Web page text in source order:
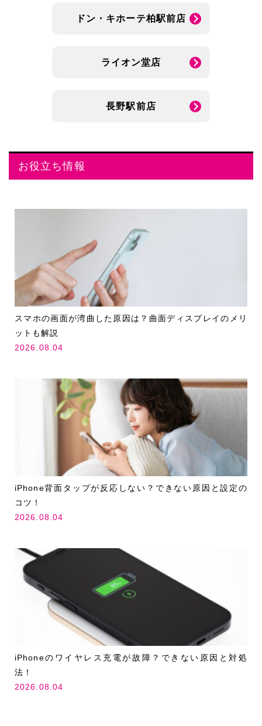
ドン・キホーテ柏駅前店
ライオン堂店
長野駅前店
お役立ち情報
スマホの画面が湾曲した原因は？曲面ディスプレイのメリ
ットも解説
2026.08.04
iPhone背面タップが反応しない？できない原因と設定の
コツ！
2026.08.04
iPhoneのワイヤレス充電が故障？できない原因と対処
法！
2026.08.04